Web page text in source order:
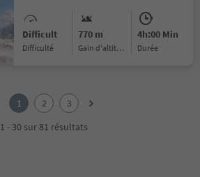
Difficult
Difficulté
770 m
Gain d'altitude
4h:00 Min
durée
1 2
3
1 - 30 sur 81 résultats